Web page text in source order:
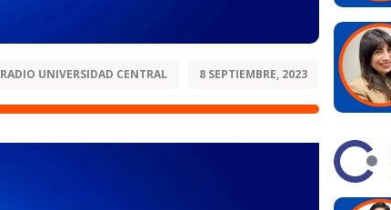
RADIO UNIVERSIDAD CENTRAL 8 SEPTIEMBRE, 2023